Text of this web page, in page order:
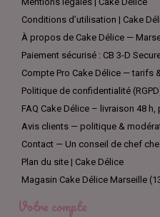
Conditions d’utilisation | Cake
À propos de Cake Délice —
Paiement sécurisé : CB 3-D
Compte Pro Cake Délice — tarifs
Politique de confidentialité
FAQ Cake Délice – livraison 48
Avis clients — politique &
Contact — Un conseil de chef
Plan du site | Cake Délice
Magasin Cake Délice Marseille
Votre compte